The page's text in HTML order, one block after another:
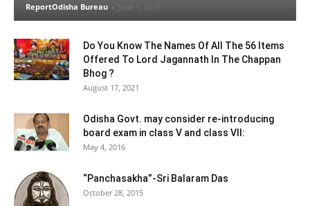
ReportOdisha Bureau - June 1, 2019
Do You Know The Names Of All The 56 Items
Offered To Lord Jagannath In The Chappan
Bhog ?
August 17, 2021
Odisha Govt. may consider re-introducing
board exam in class V and class VII:
May 4, 2016
“Panchasakha”-Sri Balaram Das
October 28, 2015